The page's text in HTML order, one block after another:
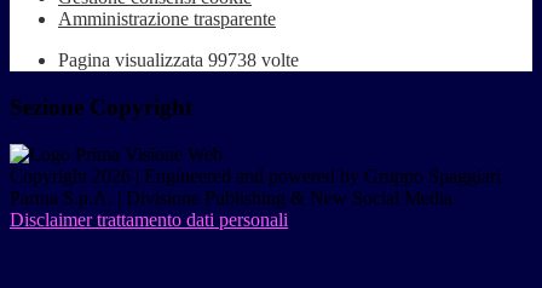
Amministrazione trasparente
Pagina visualizzata 99738 volte
Sezione Copyright
Copyright 2026 | Engineered and powered by Gruppo Spaggiari
Parma S.p.A. | Divisione Publishing & New Social Media
Disclaimer trattamento dati personali